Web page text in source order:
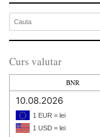
Curs valutar
BNR
10.08.2026
1 EUR = lei
1 USD = lei